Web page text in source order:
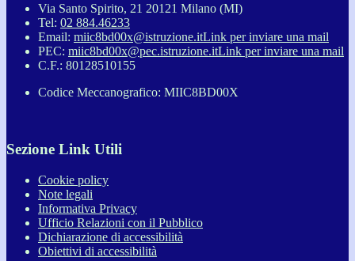
Via Santo Spirito, 21 20121 Milano (MI)
Tel: 02 884.46233
Email: miic8bd00x@istruzione.itLink per inviare una mail
PEC: miic8bd00x@pec.istruzione.itLink per inviare una mail
C.F.: 80128510155
Codice Meccanografico: MIIC8BD00X
Sezione Link Utili
Cookie policy
Note legali
Informativa Privacy
Ufficio Relazioni con il Pubblico
Dichiarazione di accessibilità
Obiettivi di accessibilità